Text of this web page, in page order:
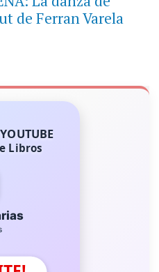
de Ferran Varela
Libros